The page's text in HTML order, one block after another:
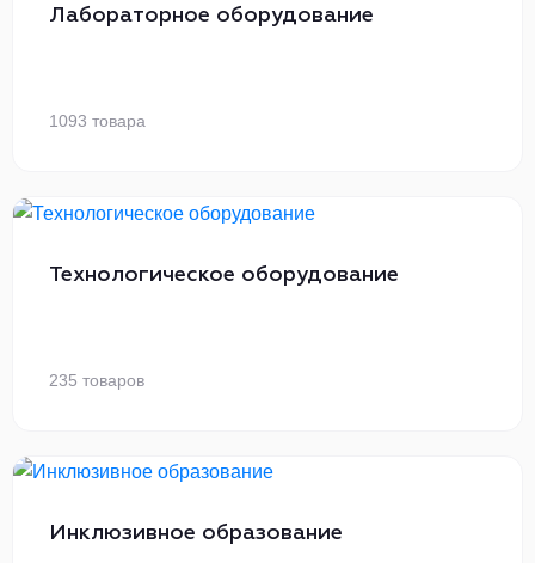
Лабораторное оборудование
1093 товара
Технологическое оборудование
235 товаров
Инклюзивное образование